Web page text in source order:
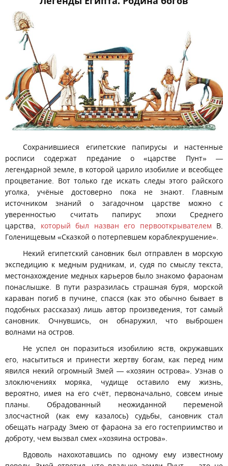
Сохранившиеся египетские папирусы и настенные
росписи содержат предание о «царстве Пунт» —
легендарной земле, в которой царило изобилие и всеобщее
процветание. Вот только где искать следы этого райского
уголка, учёные достоверно пока не знают. Главным
источником знаний о загадочном царстве можно с
уверенностью считать папирус эпохи Среднего
царства, который был назван его первооткрывателем В.
Голенищевым «Сказкой о потерпевшем кораблекрушение».
Некий египетский сановник был отправлен в морскую
экспедицию к медным рудникам, и, судя по смыслу текста,
местонахождение медных карьеров было знакомо фараонам
понаслышке. В пути разразилась страшная буря, морской
караван погиб в пучине, спасся (как это обычно бывает в
подобных рассказах) лишь автор произведения, тот самый
сановник. Очнувшись, он обнаружил, что выброшен
волнами на остров.
Не успел он поразиться изобилию яств, окружавших
его, насытиться и принести жертву богам, как перед ним
явился некий огромный Змей — «хозяин острова». Узнав о
злоключениях моряка, чудище оставило ему жизнь,
вероятно, имея на его счёт, первоначально, совсем иные
планы. Обрадованный неожиданной переменой
злосчастной (как ему казалось) судьбы, сановник стал
обещать награду Змею от фараона за его гостеприимство и
доброту, чем вызвал смех «хозяина острова».
Вдоволь нахохотавшись по одному ему известному